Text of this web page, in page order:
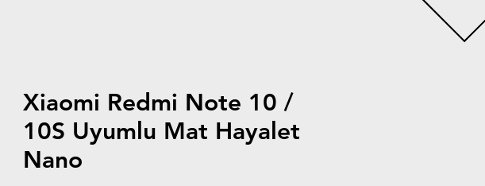
Xiaomi Redmi Note 10 /
10S Uyumlu Mat Hayalet
Nano